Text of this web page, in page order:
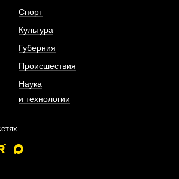
Спорт
Культура
Губерния
Происшествия
Наука
и технологии